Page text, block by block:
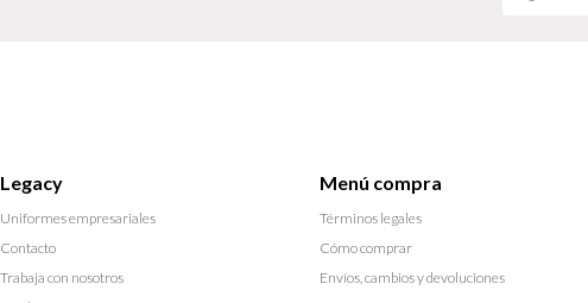
Legacy
Uniformes empresariales
Contacto
Trabaja con nosotros
Menú compra
Términos legales
Cómo comprar
Envíos, cambios y devoluciones